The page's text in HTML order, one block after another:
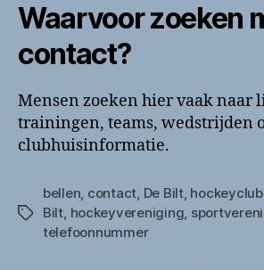
Waarvoor zoeken
contact?
Mensen zoeken hier vaak naar
trainingen, teams, wedstrijden
clubhuisinformatie.
Tags
bellen, contact, De Bilt, hockeyclub
Bilt, hockeyvereniging,
telefoonnummer